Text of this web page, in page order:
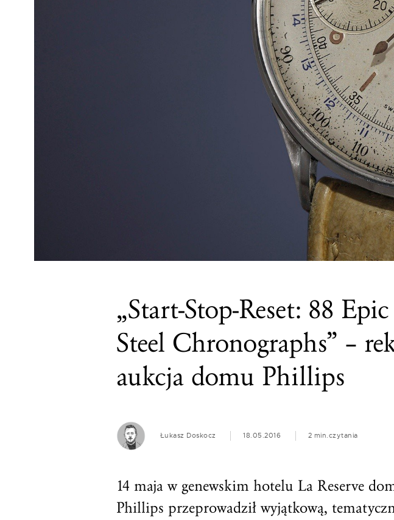
„Start-Stop-Reset: 88
Steel Chronographs” –
aukcja domu Phillips
Łukasz Doskocz 18.05.2016 2 min.czytania
14 maja w genewskim hotelu La Reserve
Phillips przeprowadził wyjątkową,